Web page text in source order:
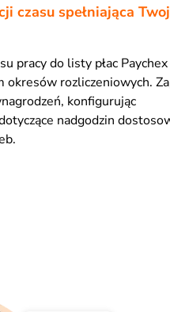
czasu spełniająca
pracy do listy płac
okresów rozliczeniowych.
konfigurując
nadgodzin